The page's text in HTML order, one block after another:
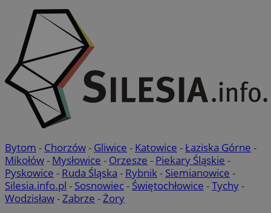
Bytom - Chorzów- Gliwice - Katowice -Łaziska Górne -
Mikołów- Mysłowice - Orzesze - Piekary Śląskie -
Pyskowice - Ruda Śląska - Rybnik- Siemianowice -
Silesia.info.pl - Sosnowiec- Świętochłowice -Tychy-
Wodzisław-Zabrze -Żory